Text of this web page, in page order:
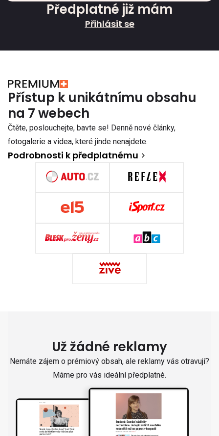
Předplatné již mám
Přihlásit se
Přístup k unikátnímu obsahu
na 7 webech
Čtěte, poslouchejte, bavte se! Denně nové články,
fotogalerie a videa, které jinde nenajdete.
Podrobnosti k předplatnému
Už žádné reklamy
Nemáte zájem o prémiový obsah, ale reklamy vás otravují?
Máme pro vás ideální předplatné.